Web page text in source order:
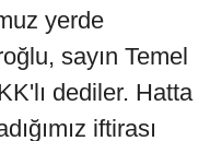
yerde
sayın Temel
dediler. Hatta
iftirası